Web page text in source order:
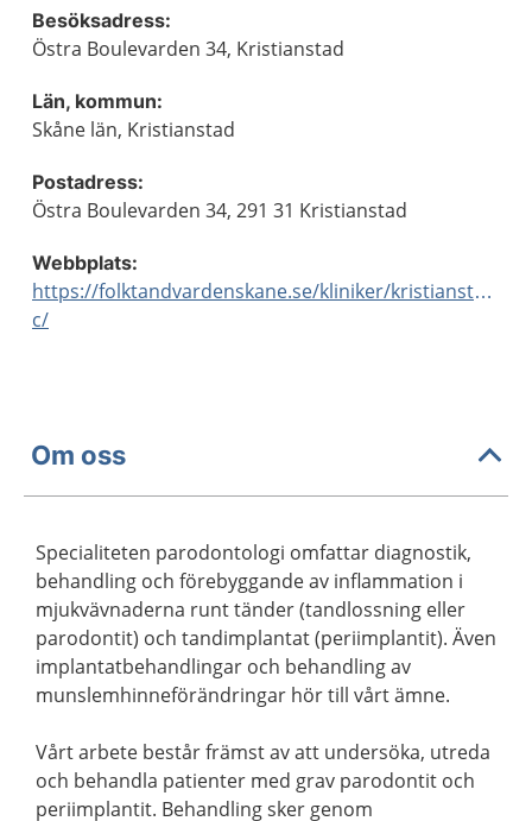
Besöksadress:
Östra Boulevarden 34, Kristianstad
Län, kommun:
Skåne län, Kristianstad
Postadress:
Östra Boulevarden 34, 291 31 Kristianstad
Webbplats:
https://folktandvardenskane.se/kliniker/kristianstad-
c/
Om oss
Specialiteten parodontologi omfattar diagnostik,
behandling och förebyggande av inflammation i
mjukvävnaderna runt tänder (tandlossning eller
parodontit) och tandimplantat (periimplantit). Även
implantatbehandlingar och behandling av
munslemhinneförändringar hör till vårt ämne.
Vårt arbete består främst av att undersöka, utreda
och behandla patienter med grav parodontit och
periimplantit. Behandling sker genom